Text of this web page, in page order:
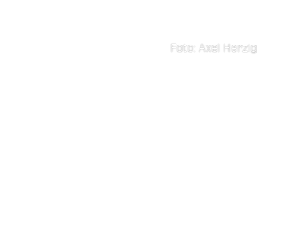
Foto: Axel Herzig